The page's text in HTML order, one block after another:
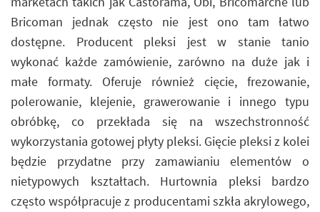
Bricoman jednak często nie jest ono tam łatwo
dostępne. Producent pleksi jest w stanie tanio
wykonać każde zamówienie, zarówno na duże jak i
małe formaty. Oferuje również cięcie, frezowanie,
polerowanie, klejenie, grawerowanie i innego typu
obróbkę, co przekłada się na wszechstronność
wykorzystania gotowej płyty pleksi. Gięcie pleksi z kolei
będzie przydatne przy zamawianiu elementów o
nietypowych kształtach. Hurtownia pleksi bardzo
często współpracuje z producentami szkła akrylowego,